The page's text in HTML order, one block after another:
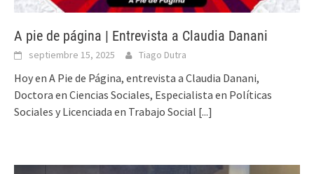
A pie de página | Entrevista a Claudia Danani
septiembre 15, 2025 Tiago Dutra
Hoy en A Pie de Página, entrevista a Claudia Danani,
Doctora en Ciencias Sociales, Especialista en Políticas
Sociales y Licenciada en Trabajo Social [...]